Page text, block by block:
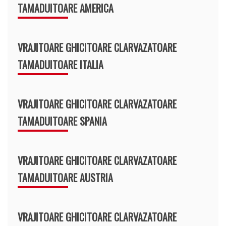
TAMADUITOARE AMERICA
VRAJITOARE GHICITOARE CLARVAZATOARE
TAMADUITOARE ITALIA
VRAJITOARE GHICITOARE CLARVAZATOARE
TAMADUITOARE SPANIA
VRAJITOARE GHICITOARE CLARVAZATOARE
TAMADUITOARE AUSTRIA
VRAJITOARE GHICITOARE CLARVAZATOARE